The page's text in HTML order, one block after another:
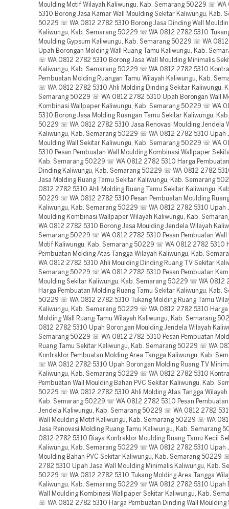
Moulding Motif Wilayah Kaliwungu, Kab. Semarang 50229 ☏
5310 Borong Jasa Kamar Wall Moulding Sekitar Kaliwungu, Kab.
50229 ☏ WA 0812 2782 5310 Borong Jasa Dinding Wall
Kaliwungu, Kab. Semarang 50229 ☏ WA 0812 2782 5310
Moulding Gypsum Kaliwungu, Kab. Semarang 50229 ☏ WA
Upah Borongan Molding Wall Ruang Tamu Kaliwungu, Kab.
☏ WA 0812 2782 5310 Borong Jasa Wall Moulding Minimalis
Kaliwungu, Kab. Semarang 50229 ☏ WA 0812 2782 5310
Pembuatan Molding Ruangan Tamu Wilayah Kaliwungu, Kab.
☏ WA 0812 2782 5310 Ahli Molding Dinding Sekitar Kaliwungu,
Semarang 50229 ☏ WA 0812 2782 5310 Upah Borongan Wall
Kombinasi Wallpaper Kaliwungu, Kab. Semarang 50229 ☏ WA
5310 Borong Jasa Molding Ruangan Tamu Sekitar Kaliwungu,
50229 ☏ WA 0812 2782 5310 Jasa Renovasi Moulding Jendela
Kaliwungu, Kab. Semarang 50229 ☏ WA 0812 2782 5310 Upah
Moulding Wall Sekitar Kaliwungu, Kab. Semarang 50229 ☏ WA
5310 Pesan Pembuatan Wall Moulding Kombinasi Wallpaper
Kab. Semarang 50229 ☏ WA 0812 2782 5310 Harga
Dinding Kaliwungu, Kab. Semarang 50229 ☏ WA 0812 2782
Jasa Molding Ruang Tamu Sekitar Kaliwungu, Kab. Semarang
0812 2782 5310 Ahli Molding Ruang Tamu Sekitar Kaliwungu,
50229 ☏ WA 0812 2782 5310 Pesan Pembuatan Moulding
Kaliwungu, Kab. Semarang 50229 ☏ WA 0812 2782 5310 Upah
Moulding Kombinasi Wallpaper Wilayah Kaliwungu, Kab.
WA 0812 2782 5310 Borong Jasa Moulding Jendela Wilayah
Semarang 50229 ☏ WA 0812 2782 5310 Pesan Pembuatan Wall
Motif Kaliwungu, Kab. Semarang 50229 ☏ WA 0812 2782 5310
Pembuatan Molding Atas Tangga Wilayah Kaliwungu, Kab.
WA 0812 2782 5310 Ahli Moulding Dinding Ruang TV Sekitar
Semarang 50229 ☏ WA 0812 2782 5310 Pesan Pembuatan
Moulding Sekitar Kaliwungu, Kab. Semarang 50229 ☏ WA 0812
Harga Pembuatan Molding Ruang Tamu Sekitar Kaliwungu, Kab.
50229 ☏ WA 0812 2782 5310 Tukang Molding Ruang Tamu
Kaliwungu, Kab. Semarang 50229 ☏ WA 0812 2782 5310 Harga
Molding Wall Ruang Tamu Wilayah Kaliwungu, Kab. Semarang
0812 2782 5310 Upah Borongan Moulding Jendela Wilayah
Semarang 50229 ☏ WA 0812 2782 5310 Pesan Pembuatan
Ruang Tamu Sekitar Kaliwungu, Kab. Semarang 50229 ☏ WA
Kontraktor Pembuatan Molding Area Tangga Kaliwungu, Kab.
☏ WA 0812 2782 5310 Upah Borongan Molding Ruang TV
Kaliwungu, Kab. Semarang 50229 ☏ WA 0812 2782 5310
Pembuatan Wall Moulding Bahan PVC Sekitar Kaliwungu, Kab.
50229 ☏ WA 0812 2782 5310 Ahli Molding Atas Tangga Wilayah
Kab. Semarang 50229 ☏ WA 0812 2782 5310 Pesan
Jendela Kaliwungu, Kab. Semarang 50229 ☏ WA 0812 2782
Wall Moulding Motif Kaliwungu, Kab. Semarang 50229 ☏ WA
Jasa Renovasi Molding Ruang Tamu Kaliwungu, Kab. Semarang
0812 2782 5310 Biaya Kontraktor Moulding Ruang Tamu Kecil
Kaliwungu, Kab. Semarang 50229 ☏ WA 0812 2782 5310 Upah
Moulding Bahan PVC Sekitar Kaliwungu, Kab. Semarang 50229
2782 5310 Upah Jasa Wall Moulding Minimalis Kaliwungu, Kab.
50229 ☏ WA 0812 2782 5310 Tukang Molding Area Tangga
Kaliwungu, Kab. Semarang 50229 ☏ WA 0812 2782 5310 Upah
Wall Moulding Kombinasi Wallpaper Sekitar Kaliwungu, Kab.
☏ WA 0812 2782 5310 Harga Pembuatan Dinding Wall Moulding